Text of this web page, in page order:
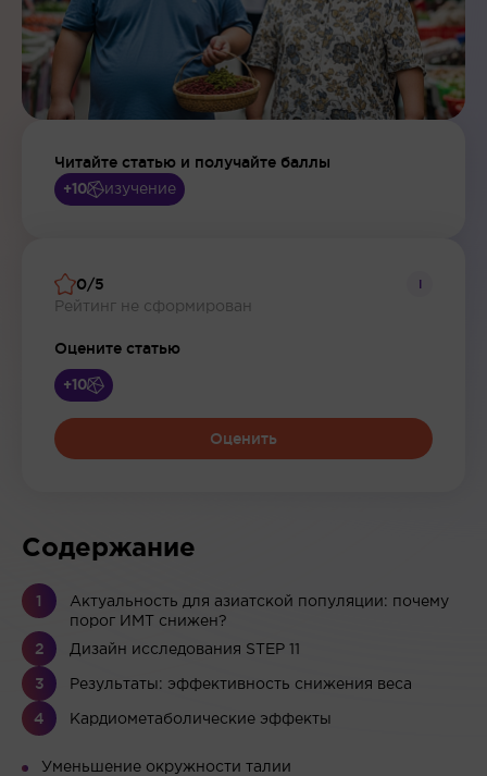
Читайте статью и получайте баллы
+10 изучение
0/5
Рейтинг не сформирован
i
Оцените статью
+10
Оценить
Содержание
Актуальность для азиатской популяции: почему
порог ИМТ снижен?
Дизайн исследования STEP 11
Результаты: эффективность снижения веса
Кардиометаболические эффекты
Уменьшение окружности талии